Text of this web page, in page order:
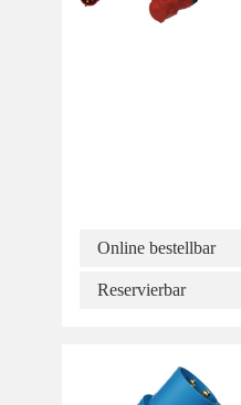
Online bestellbar
Reservierbar